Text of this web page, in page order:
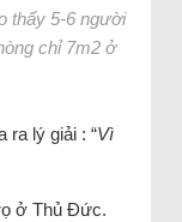
thấy 5-6 người
chỉ 7m2 ở
ra lý giải : “Vì
ở Thủ Đức.